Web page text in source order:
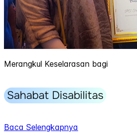
Merangkul Keselarasan bagi
Sahabat Disabilitas
Baca Selengkapnya